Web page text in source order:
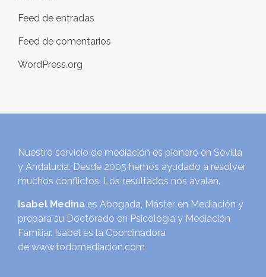
Feed de entradas
Feed de comentarios
WordPress.org
Nuestro servicio de mediación es pionero en Sevilla
y Andalucía. Desde 2005 hemos ayudado a resolver
muchos conflictos. Los resultados nos avalan.
Isabel Medina es Abogada, Máster en Mediación y
prepara su Doctorado en Psicología y Mediación
Familiar. Isabel es la Coordinadora
de www.todomediacion.com